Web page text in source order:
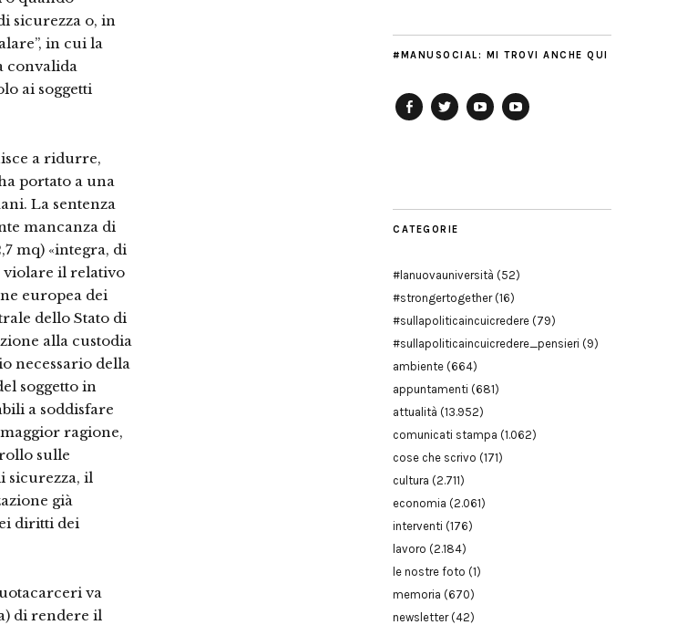
sicurezza o, in
in cui la
convalida
ai soggetti
a ridurre,
portato a una
La sentenza
mancanza di
mq) «integra, di
violare il relativo
europea dei
dello Stato di
alla custodia
necessario della
soggetto in
a soddisfare
ragione,
sulle
sicurezza, il
già
diritti dei
va
di rendere il
#MANUSOCIAL: MI TROVI ANCHE QUI
CATEGORIE
#lanuovauniversità (52)
#strongertogether(16)
#sullapoliticaincuicredere (79)
#sullapoliticaincuicredere_pensieri (9)
ambiente (664)
appuntamenti (681)
attualità (13.952)
comunicati stampa (1.062)
cose che scrivo (171)
cultura (2.711)
economia (2.061)
interventi (176)
lavoro (2.184)
le nostre foto (1)
memoria (670)
newsletter(42)